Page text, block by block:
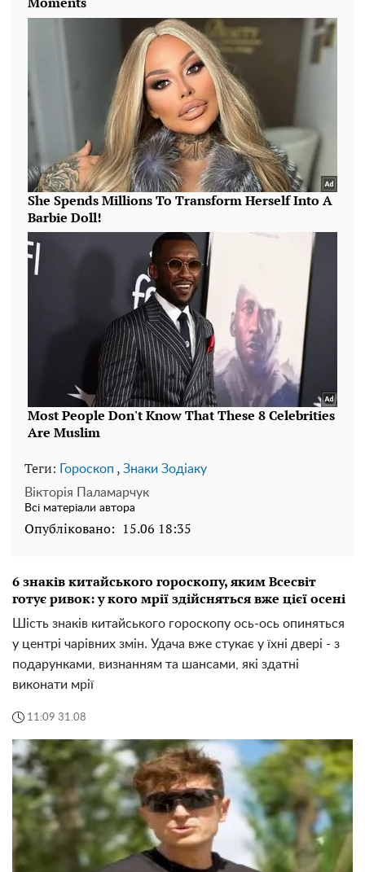
Теги: Гороскоп , Знаки Зодіаку
Вікторія Паламарчук
Всі матеріали автора
Опубліковано: 15.06 18:35
6 знаків китайського гороскопу, яким Всесвіт
готує ривок: у кого мрії здійсняться вже цієї осені
Шість знаків китайського гороскопу ось-ось опиняться
у центрі чарівних змін. Удача вже стукає у їхні двері - з
подарунками, визнанням та шансами, які здатні
виконати мрії
11:09 31.08